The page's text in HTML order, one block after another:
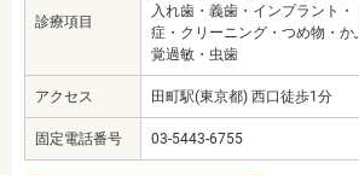
診療項目
入れ歯・義歯・インプラント
症・クリーニング・つめ物・
覚過敏・虫歯
アクセス 田町駅(東京都) 西口徒歩1分
固定電話番号 03-5443-6755